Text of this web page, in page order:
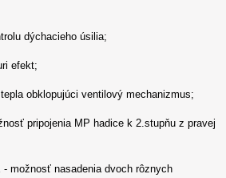
dýchacieho úsilia;
efekt;
obklopujúci ventilový mechanizmus;
pripojenia MP hadice k 2.stupňu z pravej
možnosť nasadenia dvoch rôznych